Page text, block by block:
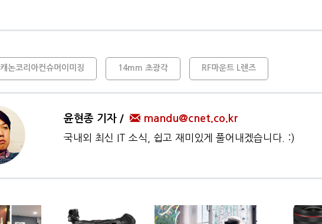
캐논코리아컨슈머이미징 14mm 초광각 RF마운트 L렌즈
윤현종 기자 mandu@cnet.co.kr
국내외 최신 IT 소식, 쉽고 재미있게 풀어내겠습니다. :)